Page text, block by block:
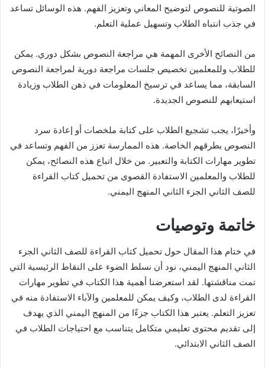
الصوتية للنصوص لتوضيح المعاني وتعزيز الفهم. هذه الوسائل تساعد
في جذب انتباه الطلاب وتسهيل عملية التعلم.
من النصائح الأخرى المهمة هي مراجعة النصوص بشكل دوري. يمكن
للطلاب وللمعلمين تخصيص جلسات مراجعة دورية لمراجعة النصوص
السابقة، مما يساعد في ترسيخ المعلومات في ذهن الطلاب وزيادة
استيعابهم للنصوص الجديدة.
وأخيرًا، يجب تشجيع الطلاب على كتابة ملخصات أو إعادة سرد
النصوص بطرقهم الخاصة. هذه الممارسة تعزز من الفهم وتساعد في
تطوير مهارات الكتابة والتعبير. من خلال اتباع هذه النصائح، يمكن
للطلاب والمعلمين الاستفادة القصوى من تحميل كتاب القراءة
للصف الثاني الجزء الثاني المنهج اليمني.
خاتمة وتوصيات
في ختام هذا المقال حول تحميل كتاب القراءة للصف الثاني الجزء
الثاني المنهج اليمني، نود أن نسلط الضوء على النقاط الرئيسية التي
تمت مناقشتها. لقد استعرضنا أهمية هذا الكتاب في تطوير مهارات
القراءة لدى الطلاب، وكيف يمكن للمعلمين والآباء الاستفادة منه في
تعزيز التعلم. يعتبر هذا الكتاب جزءًا من المنهج اليمني الذي يهدف
إلى تقديم محتوى تعليمي متكامل يتناسب مع احتياجات الطلاب في
الصف الثاني الابتدائي.